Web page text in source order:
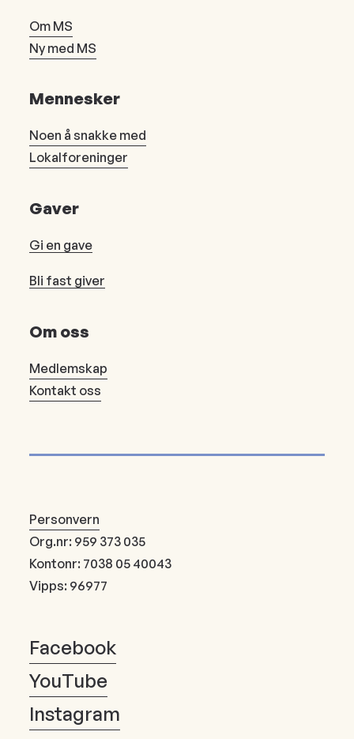
Om MS
Ny med MS
Mennesker
Noen å snakke med
Lokalforeninger
Gaver
Gi en gave
Bli fast giver
Om oss
Medlemskap
Kontakt oss
Personvern
Org.nr: 959 373 035
Kontonr: 7038 05 40043
Vipps: 96977
Facebook
YouTube
Instagram